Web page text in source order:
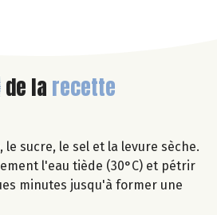
de la recette
sucre, le sel et la levure sèche.
l'eau tiède (30°C) et pétrir
minutes jusqu'à former une